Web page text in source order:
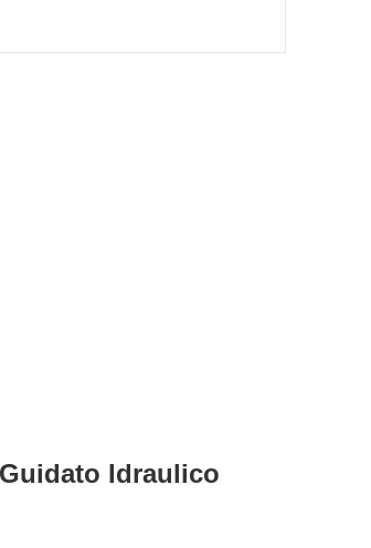
Idraulico